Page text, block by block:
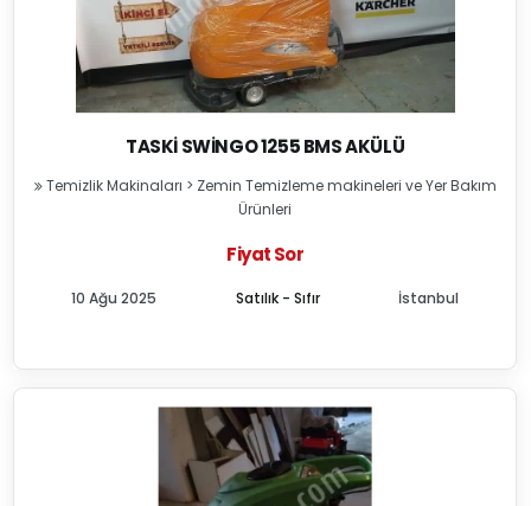
TASKI SWINGO 1255 BMS AKÜLÜ
Temizlik Makinaları > Zemin Temizleme makineleri ve Yer Bakım
Ürünleri
Fiyat Sor
Satılık - Sıfır
10 Ağu 2025 İstanbul